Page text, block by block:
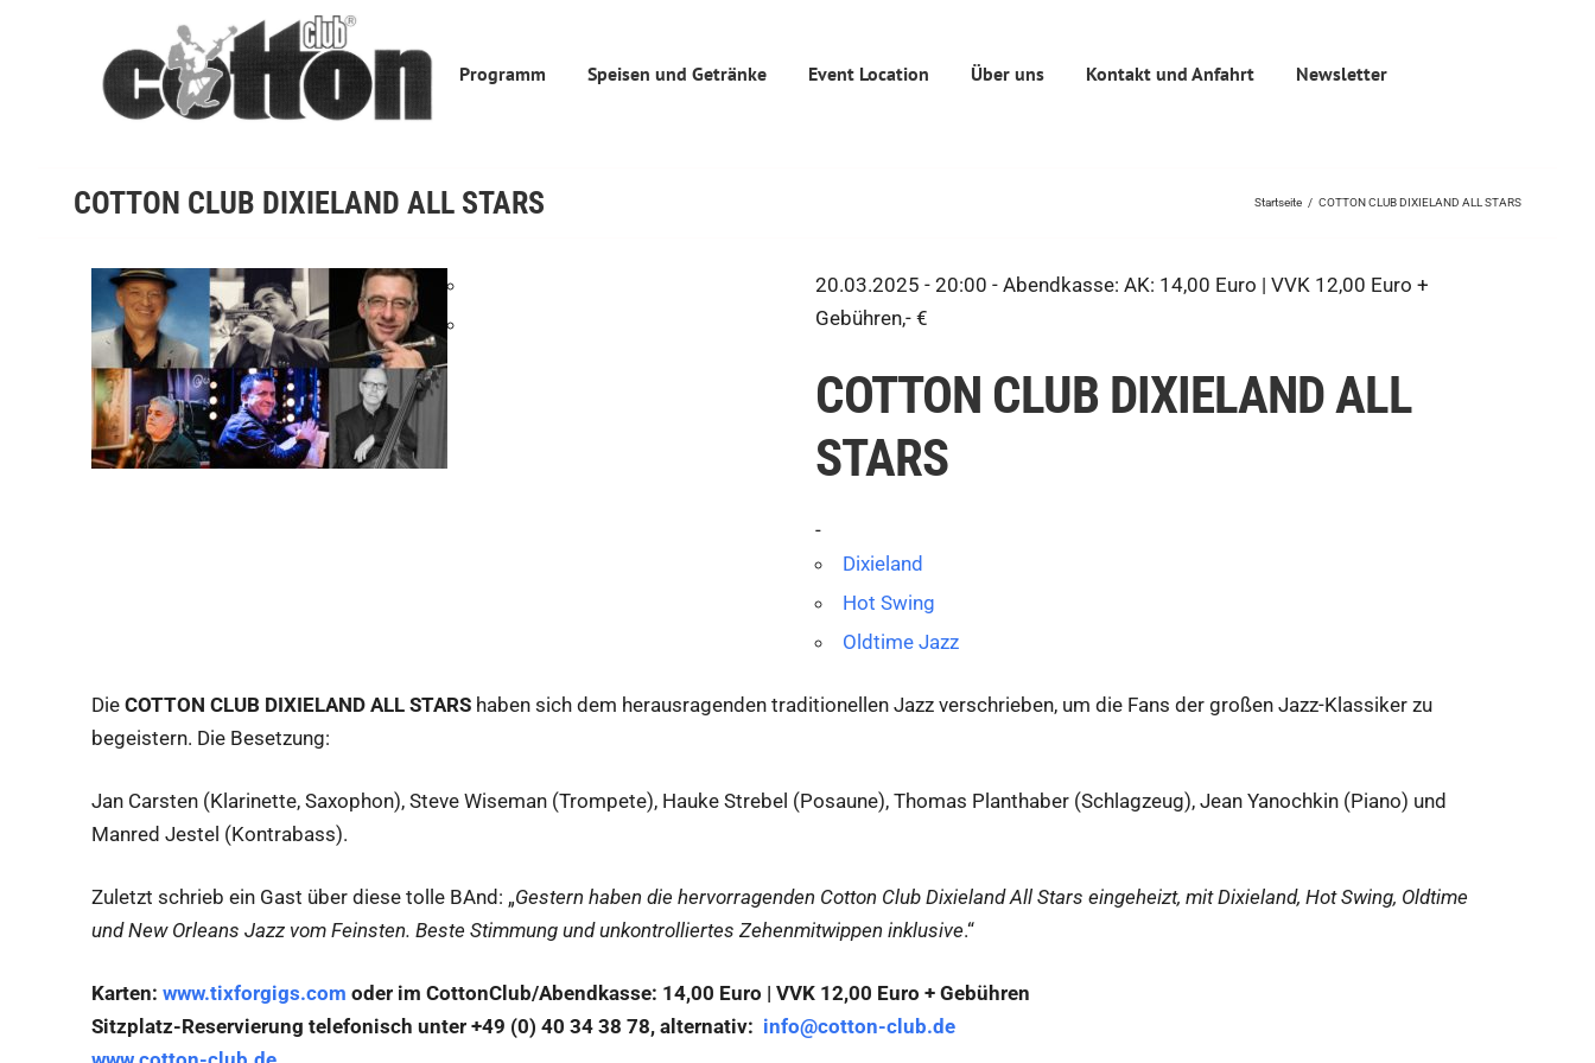
Programm Speisen und Getränke Event Location Über uns Kontakt und Anfahrt Newsletter
COTTON CLUB DIXIELAND ALL STARS Startseite / COTTON CLUB DIXIELAND ALL STARS
20.03.2025 - 20:00 - Abendkasse: AK: 14,00 Euro | VVK 12,00 Euro +
Gebühren,- €
COTTON CLUB DIXIELAND ALL
STARS
-
Dixieland
Hot Swing
Oldtime Jazz
Die COTTON CLUB DIXIELAND ALL STARS haben sich dem herausragenden traditionellen Jazz verschrieben, um die Fans der großen Jazz-Klassiker zu
begeistern. Die Besetzung:
Jan Carsten (Klarinette, Saxophon), Steve Wiseman (Trompete), Hauke Strebel (Posaune), Thomas Planthaber (Schlagzeug), Jean Yanochkin (Piano) und
Manred Jestel (Kontrabass).
Zuletzt schrieb ein Gast über diese tolle BAnd: „Gestern haben die hervorragenden Cotton Club Dixieland All Stars eingeheizt, mit Dixieland, Hot Swing, Oldtime
und New Orleans Jazz vom Feinsten. Beste Stimmung und unkontrolliertes Zehenmitwippen inklusive.“
Karten: www.tixforgigs.com oder im CottonClub/Abendkasse: 14,00 Euro | VVK 12,00 Euro + Gebühren
Sitzplatz-Reservierung telefonisch unter +49 (0) 40 34 38 78, alternativ: info@cotton-club.de